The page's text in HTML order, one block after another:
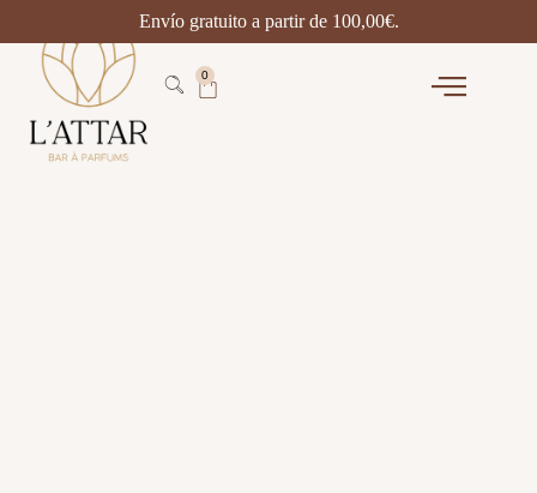
0
Envío gratuito a partir de 100,00€.